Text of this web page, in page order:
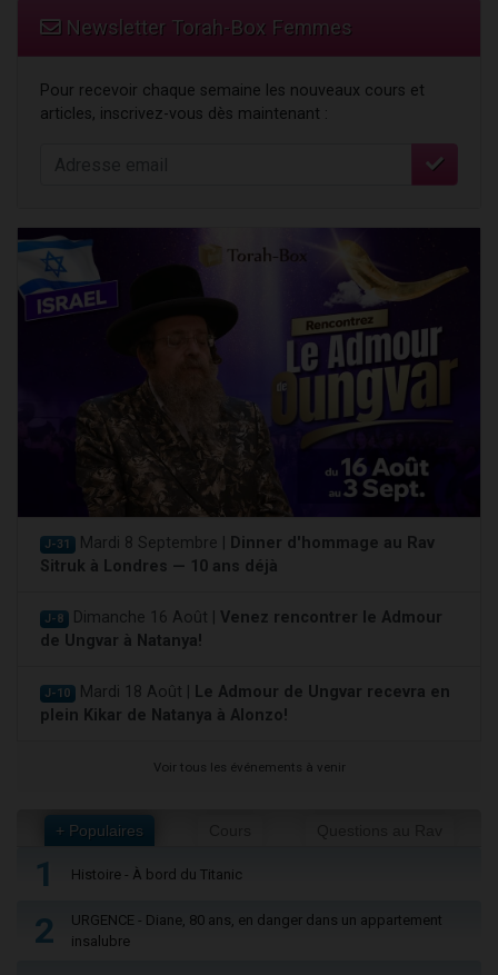
Newsletter Torah-Box Femmes
Pour recevoir chaque semaine les nouveaux cours et
articles, inscrivez-vous dès maintenant :
J-31 Mardi 8 Septembre |
Dinner d'hommage au Rav
Sitruk à Londres — 10 ans déjà
J-8 Dimanche 16 Août | Venez rencontrer le Admour
de Ungvar à Natanya!
J-10 Mardi 18 Août |
Le Admour de Ungvar recevra en
plein Kikar de Natanya à Alonzo!
Voir tous les événements à venir
+ Populaires
1 Histoire - À bord du Titanic
2
URGENCE - Diane, 80 ans, en danger dans un appartement
insalubre